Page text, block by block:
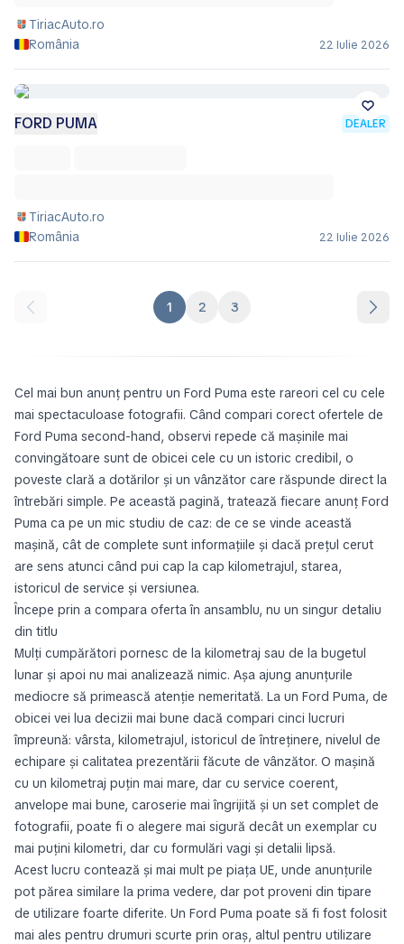
TiriacAuto.ro
România
22 Iulie 2026
FORD PUMA DEALER
TiriacAuto.ro
România
22 Iulie 2026
1 2 3
Cel mai bun anunț pentru un Ford Puma este rareori cel cu cele
mai spectaculoase fotografii. Când compari corect ofertele de
Ford Puma second-hand, observi repede că mașinile mai
convingătoare sunt de obicei cele cu un istoric credibil, o
poveste clară a dotărilor și un vânzător care răspunde direct la
întrebări simple. Pe această pagină, tratează fiecare anunț Ford
Puma ca pe un mic studiu de caz: de ce se vinde această
mașină, cât de complete sunt informațiile și dacă prețul cerut
are sens atunci când pui cap la cap kilometrajul, starea,
istoricul de service și versiunea.
Începe prin a compara oferta în ansamblu, nu un singur detaliu
din titlu
Mulți cumpărători pornesc de la kilometraj sau de la bugetul
lunar și apoi nu mai analizează nimic. Așa ajung anunțurile
mediocre să primească atenție nemeritată. La un Ford Puma, de
obicei vei lua decizii mai bune dacă compari cinci lucruri
împreună: vârsta, kilometrajul, istoricul de întreținere, nivelul de
echipare și calitatea prezentării făcute de vânzător. O mașină
cu un kilometraj puțin mai mare, dar cu service coerent,
anvelope mai bune, caroserie mai îngrijită și un set complet de
fotografii, poate fi o alegere mai sigură decât un exemplar cu
mai puțini kilometri, dar cu formulări vagi și detalii lipsă.
Acest lucru contează și mai mult pe piața UE, unde anunțurile
pot părea similare la prima vedere, dar pot proveni din tipare
de utilizare foarte diferite. Un Ford Puma poate să fi fost folosit
mai ales pentru drumuri scurte prin oraș, altul pentru utilizare